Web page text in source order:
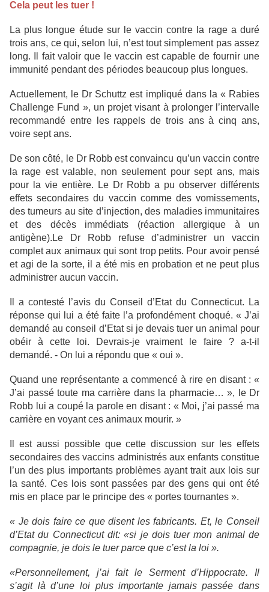
Cela peut les tuer !
La plus longue étude sur le vaccin contre la rage a duré
trois ans, ce qui, selon lui, n’est tout simplement pas assez
long. Il fait valoir que le vaccin est capable de fournir une
immunité pendant des périodes beaucoup plus longues.
Actuellement, le Dr Schuttz est impliqué dans la « Rabies
Challenge Fund », un projet visant à prolonger l’intervalle
recommandé entre les rappels de trois ans à cinq ans,
voire sept ans.
De son côté, le Dr Robb est convaincu qu’un vaccin contre
la rage est valable, non seulement pour sept ans, mais
pour la vie entière. Le Dr Robb a pu observer différents
effets secondaires du vaccin comme des vomissements,
des tumeurs au site d’injection, des maladies immunitaires
et des décès immédiats (réaction allergique à un
antigène).Le Dr Robb refuse d’administrer un vaccin
complet aux animaux qui sont trop petits. Pour avoir pensé
et agi de la sorte, il a été mis en probation et ne peut plus
administrer aucun vaccin.
Il a contesté l’avis du Conseil d’Etat du Connecticut. La
réponse qui lui a été faite l’a profondément choqué. « J’ai
demandé au conseil d’Etat si je devais tuer un animal pour
obéir à cette loi. Devrais-je vraiment le faire ? a-t-il
demandé. - On lui a répondu que « oui ».
Quand une représentante a commencé à rire en disant : «
J’ai passé toute ma carrière dans la pharmacie… », le Dr
Robb lui a coupé la parole en disant : « Moi, j’ai passé ma
carrière en voyant ces animaux mourir. »
Il est aussi possible que cette discussion sur les effets
secondaires des vaccins administrés aux enfants constitue
l’un des plus importants problèmes ayant trait aux lois sur
la santé. Ces lois sont passées par des gens qui ont été
mis en place par le principe des « portes tournantes ».
« Je dois faire ce que disent les fabricants. Et, le Conseil
d’Etat du Connecticut dit: «si je dois tuer mon animal de
compagnie, je dois le tuer parce que c’est la loi ».
«Personnellement, j’ai fait le Serment d’Hippocrate. Il
s’agit là d’une loi plus importante jamais passée dans